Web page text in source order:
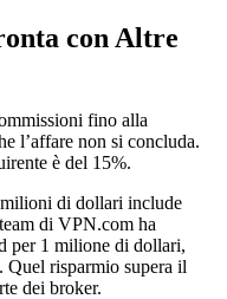
con Altre
fino alla
l’affare non si concluda.
è del 15%.
di dollari include
di VPN.com ha
per 1 milione di dollari,
risparmio supera il
dei broker.